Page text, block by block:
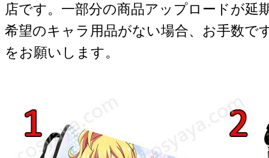
店です。一部分の商品アップロードが延
希望のキャラ用品がない場合、お手数で
をお願いします。